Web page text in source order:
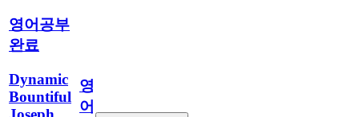
영어공부
완료
Dynamic
Bountiful
영
어